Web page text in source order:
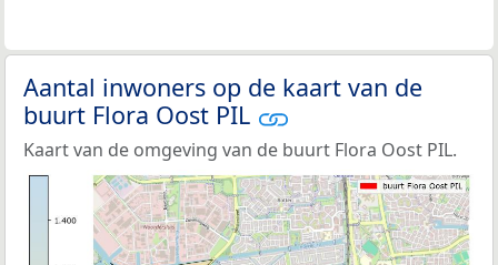
Aantal inwoners op de kaart van de
buurt Flora Oost PIL
Kaart van de omgeving van de buurt Flora Oost PIL.